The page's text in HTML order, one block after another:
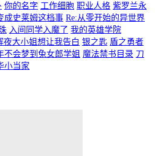
你的名字 工作细胞 职业人格 紫罗兰永
成史莱姆这档事 Re:从零开始的异世界
入间同学入魔了 我的英雄学院
夜大小姐想让我告白 银之匙 盾之勇者
不会梦到兔女郎学姐 魔法禁书目录 刀
小当家